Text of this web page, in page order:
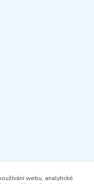
webu, analytické